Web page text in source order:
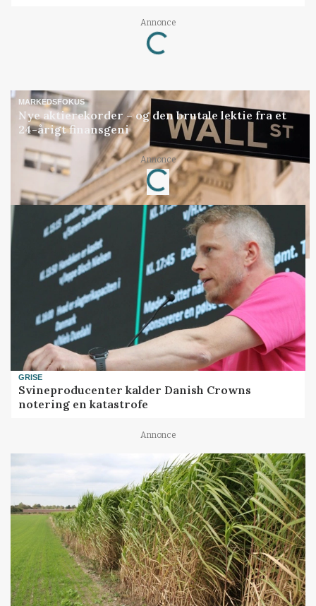
Annonce
Loading...
MARKEDSFOKUS
Nye aktierekorder – og den brutale lektie fra et
24-årigt finansgeni
Annonce
Loading...
GRISE
Svineproducenter kalder Danish Crowns
notering en katastrofe
Annonce